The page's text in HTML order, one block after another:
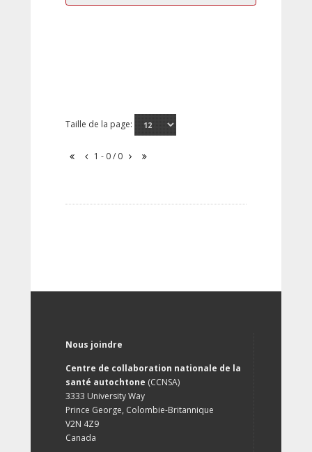
Taille de la page:
1 - 0 / 0
Nous joindre
Centre de collaboration nationale de la
santé autochtone (CCNSA)
3333 University Way
Prince George, Colombie-Britannique
V2N 4Z9
Canada